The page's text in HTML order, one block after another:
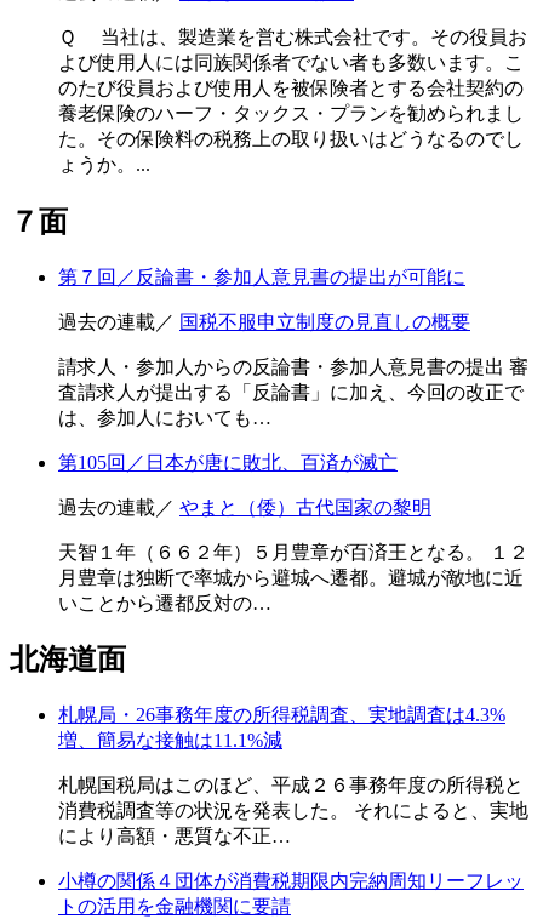
Ｑ 当社は、製造業を営む株式会社です。その役員お
よび使用人には同族関係者でない者も多数います。こ
のたび役員および使用人を被保険者とする会社契約の
養老保険のハーフ・タックス・プランを勧められまし
た。その保険料の税務上の取り扱いはどうなるのでし
ょうか。...
７面
第７回／反論書・参加人意見書の提出が可能に
過去の連載／ 国税不服申立制度の見直しの概要
請求人・参加人からの反論書・参加人意見書の提出 審
査請求人が提出する「反論書」に加え、今回の改正で
は、参加人においても…
第105回／日本が唐に敗北、百済が滅亡
過去の連載／ やまと（倭）古代国家の黎明
天智１年（６６２年）５月豊章が百済王となる。 １２
月豊章は独断で率城から避城へ遷都。避城が敵地に近
いことから遷都反対の…
北海道面
札幌局・26事務年度の所得税調査、実地調査は4.3%
増、簡易な接触は11.1%減
札幌国税局はこのほど、平成２６事務年度の所得税と
消費税調査等の状況を発表した。 それによると、実地
により高額・悪質な不正…
小樽の関係４団体が消費税期限内完納周知リーフレッ
トの活用を金融機関に要請